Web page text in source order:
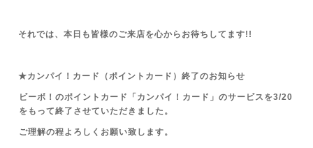
それでは、本日も皆様のご来店を心からお待ちしてます!!
★カンパイ！カード（ポイントカード）終了のお知らせ
ビーボ！のポイントカード「カンパイ！カード」のサービスを3/20
をもって終了させていただきました。
ご理解の程よろしくお願い致します。